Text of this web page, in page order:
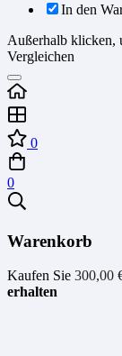
In den
Außerhalb klicken,
Vergleichen
0
0
Warenkorb
Kaufen Sie 300,00
erhalten